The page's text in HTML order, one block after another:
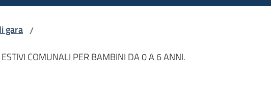
gara /
COMUNALI PER BAMBINI DA 0 A 6 ANNI.